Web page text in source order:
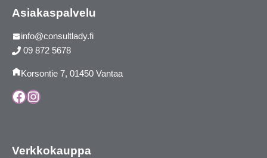
Asiakaspalvelu
info@consultlady.fi
09 872 5678
Korsontie 7, 01450 Vantaa
Facebook
Instagram
Verkkokauppa